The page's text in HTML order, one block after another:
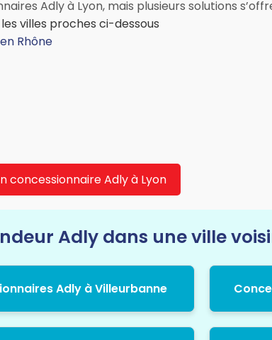
Adly à Lyon, mais plusieurs solutions
villes proches ci-dessous
Rhône
concessionnaire Adly à Lyon
Adly dans une ville
Adly à Villeurbanne